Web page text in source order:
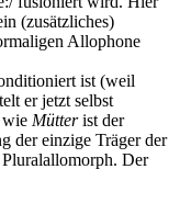
(zusätzliches)
Allophone
ist (weil
er jetzt selbst
wie Mütterist der
der einzige Träger der
Der